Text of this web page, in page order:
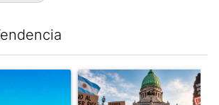
con el título "Récord histórico de
Un artículo de tendencia con